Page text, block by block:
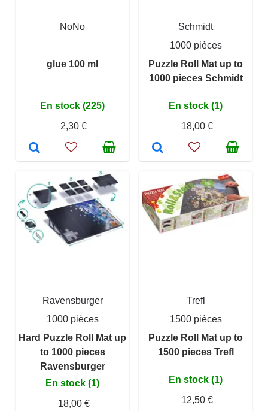
NoNo
glue 100 ml
En stock (225)
2,30 €
Schmidt
1000 pièces
Puzzle Roll Mat up to
1000 pieces Schmidt
En stock (1)
18,00 €
Ravensburger
1000 pièces
Hard Puzzle Roll Mat up
to 1000 pieces
Ravensburger
En stock (1)
18,00 €
Trefl
1500 pièces
Puzzle Roll Mat up to
1500 pieces Trefl
En stock (1)
12,50 €